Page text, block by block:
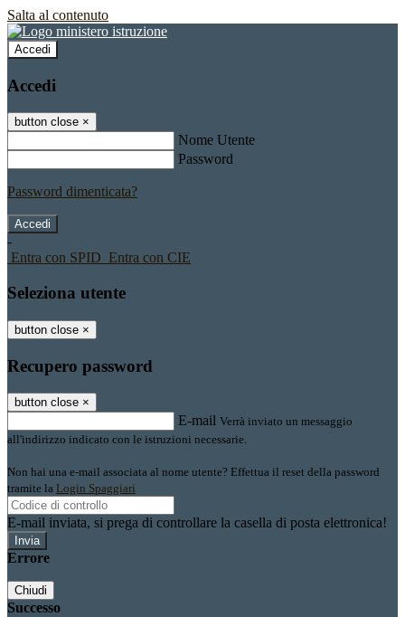
Salta al contenuto
Accedi
Accedi
button close ×
Nome Utente
Password
Password dimenticata?
-
Entra con SPID Entra con CIE
Seleziona utente
button close ×
Recupero password
button close ×
E-mail Verrà inviato un messaggio
all'indirizzo indicato con le istruzioni necessarie.
Non hai una e-mail associata al nome utente? Effettua il reset della password
tramite la Login Spaggiari
E-mail inviata, si prega di controllare la casella di posta elettronica!
Errore
Chiudi
Successo